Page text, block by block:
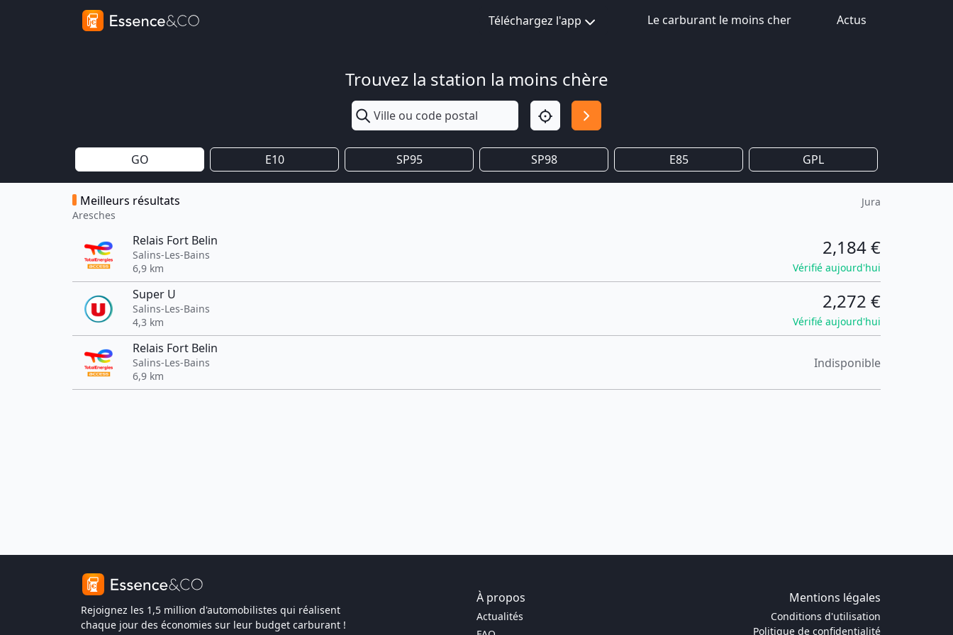
Téléchargez l'app Le carburant le moins cher Actus
Trouvez la station la moins chère
GO E10 SP95 SP98 E85 GPL
Meilleurs résultats
Aresches
Jura
Relais Fort Belin
Salins-Les-Bains
6,9 km
2,184 €
Vérifié aujourd'hui
Super U
Salins-Les-Bains
4,3 km
2,272 €
Vérifié aujourd'hui
Relais Fort Belin
Salins-Les-Bains
6,9 km
Indisponible
Rejoignez les 1,5 million d'automobilistes qui réalisent
chaque jour des économies sur leur budget carburant !
À propos Mentions légales
Actualités
Conditions d'utilisation
Politique de confidentialité